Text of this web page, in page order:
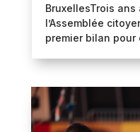
BruxellesTrois ans
l’Assemblée
premier bilan pour